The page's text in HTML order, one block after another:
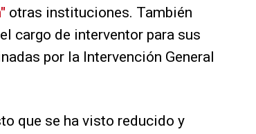
otras instituciones. También
cargo de interventor para sus
por la Intervención General
que se ha visto reducido y